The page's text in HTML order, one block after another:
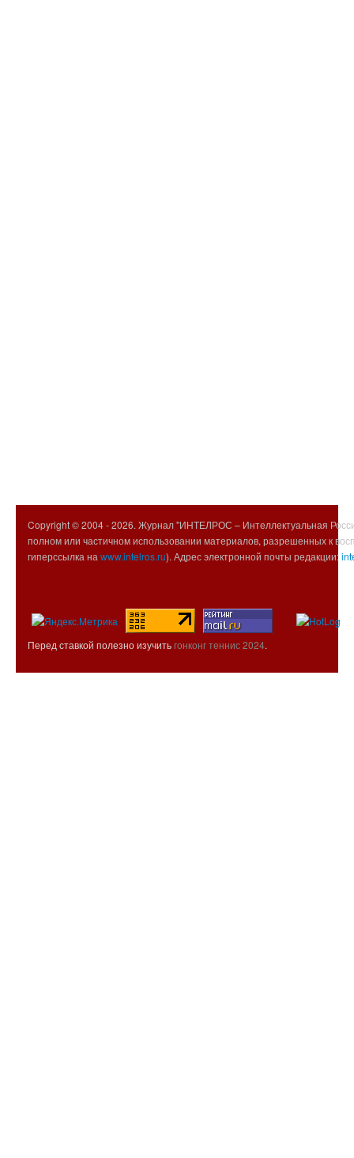
Copyright © 2004 -2026. Журнал "ИНТЕЛРОС – Интеллектуальная
полном или частичном использовании материалов, разрешенных к
гиперссылка на www.intelros.ru). Адрес электронной почты редакции:
Перед ставкой полезно изучить гонконг теннис 2024.